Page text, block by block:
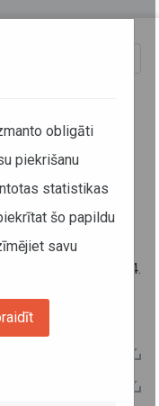
Itālijā
Itālijā 2024.
obligāti
piekrišanu
statistikas
šo papildu
savu